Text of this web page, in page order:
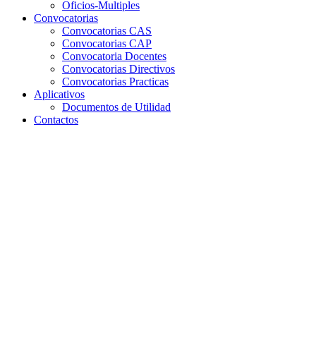
Oficios-Multiples
Convocatorias
Convocatorias CAS
Convocatorias CAP
Convocatoria Docentes
Convocatorias Directivos
Convocatorias Practicas
Aplicativos
Documentos de Utilidad
Contactos